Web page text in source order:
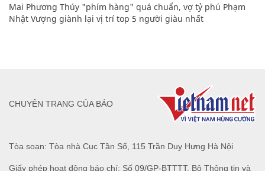
Mai Phương Thúy "phím hàng" quá chuẩn, vợ tỷ phú Phạm
Nhật Vượng giành lại vị trí top 5 người giàu nhất
Tòa soạn: Tòa nhà Cục Tần Số, 115 Trần Duy Hưng Hà Nội
Giấy phép hoạt động báo chí: Số 09/GP-BTTTT, Bộ Thông tin và
CHUYÊN TRANG CỦA BÁO